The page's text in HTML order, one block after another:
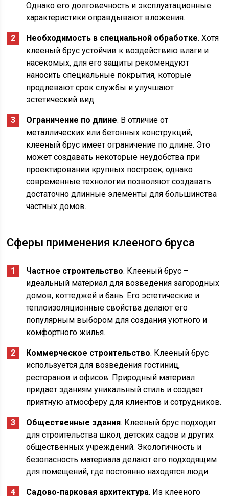
Однако его долговечность и эксплуатационные
характеристики оправдывают вложения.
Необходимость в специальной обработке. Хотя
клееный брус устойчив к воздействию влаги и
насекомых, для его защиты рекомендуют
наносить специальные покрытия, которые
продлевают срок службы и улучшают
эстетический вид.
Ограничение по длине. В отличие от
металлических или бетонных конструкций,
клееный брус имеет ограничение по длине. Это
может создавать некоторые неудобства при
проектировании крупных построек, однако
современные технологии позволяют создавать
достаточно длинные элементы для большинства
частных домов.
Сферы применения клееного бруса
Частное строительство. Клееный брус –
идеальный материал для возведения загородных
домов, коттеджей и бань. Его эстетические и
теплоизоляционные свойства делают его
популярным выбором для создания уютного и
комфортного жилья.
Коммерческое строительство. Клееный брус
используется для возведения гостиниц,
ресторанов и офисов. Природный материал
придает зданиям уникальный стиль и создает
приятную атмосферу для клиентов и сотрудников.
Общественные здания. Клееный брус подходит
для строительства школ, детских садов и других
общественных учреждений. Экологичность и
безопасность материала делают его подходящим
для помещений, где постоянно находятся люди.
Садово-парковая архитектура. Из клееного